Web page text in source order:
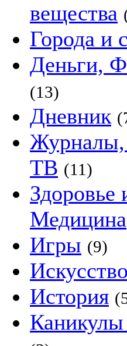
вещества
Города и
Деньги,
(13)
Дневник
Журналы,
ТВ (11)
Здоровье
Медицина
Игры (9)
Искусство
История